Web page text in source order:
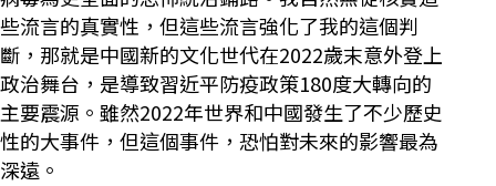
些流言的真實性，但這些流言強化了我的這個判
斷，那就是中國新的文化世代在2022歲末意外登上
政治舞台，是導致習近平防疫政策180度大轉向的
主要震源。雖然2022年世界和中國發生了不少歷史
性的大事件，但這個事件，恐怕對未來的影響最為
深遠。